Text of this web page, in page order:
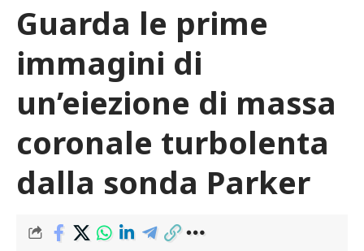
Guarda le prime
immagini di
un’eiezione di massa
coronale turbolenta
dalla sonda Parker